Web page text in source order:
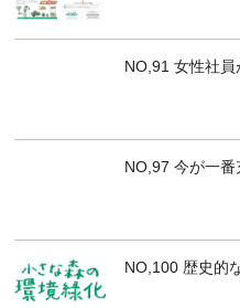
NO,91 女性社員
NO,97 今が一
NO,100 歴史的